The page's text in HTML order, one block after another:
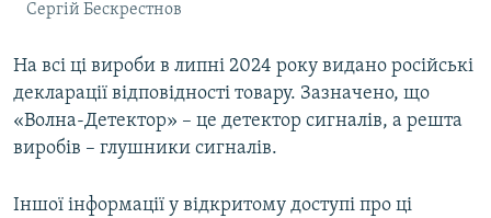
Сергій Бескрестнов
На всі ці вироби в липні 2024 року видано російські
декларації відповідності товару. Зазначено, що
«Волна-Детектор» – це детектор сигналів, а решта
виробів – глушники сигналів.
Іншої інформації у відкритому доступі про ці